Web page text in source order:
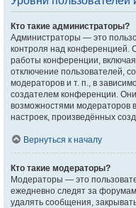
Кто такие администраторы?
Администраторы — это
контроля над конференцией.
работы конференции,
отключение пользователей,
модераторов и т. п., в
создателем конференции.
возможностями модераторов
настроек, произведённых
Вернуться к началу
Кто такие модераторы?
Модераторы — это
ежедневно следят за
удалять сообщения,